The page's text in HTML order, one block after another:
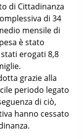
di Cittadinanza
di 34
mensile di
è stato
erogati 8,8
grazie alla
periodo legato
di ciò,
hanno cessato